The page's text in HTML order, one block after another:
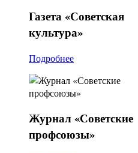
Газета«Советская
культура»
Подробнее
Журнал«Советские
профсоюзы»